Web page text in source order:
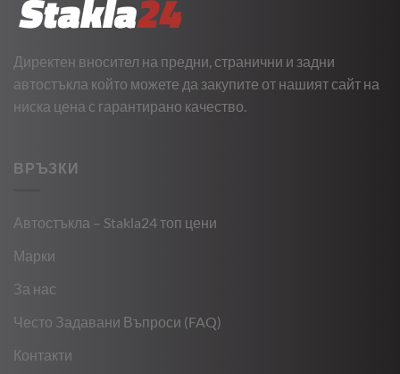
Директен вносител на предни, странични и задни
автостъкла който можете да закупите от нашият сайт на
ниска цена с гарантирано качество.
ВРЪЗКИ
Автостъкла – Stakla24 топ цени
Марки
За нас
Често Задавани Въпроси (FAQ)
Контакти